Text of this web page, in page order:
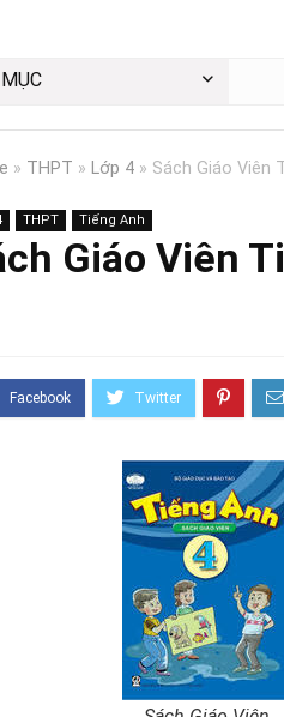
» THPT » Lớp 4 » Sách Giáo Viên
THPT Tiếng Anh
Giáo Viên